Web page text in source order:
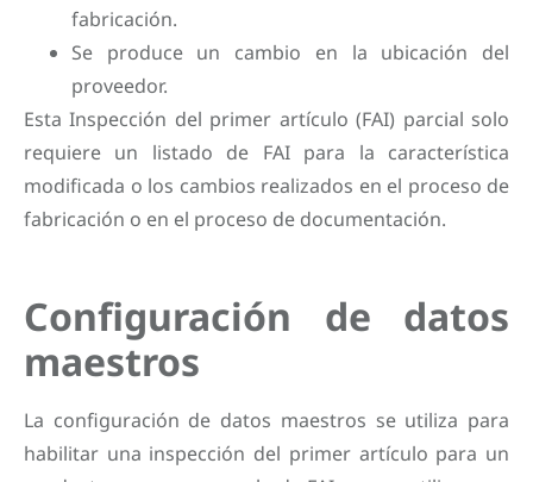
fabricación.
Se produce un cambio en la ubicación del
proveedor.
Esta Inspección del primer artículo (FAI) parcial solo
requiere un listado de FAI para la característica
modificada o los cambios realizados en el proceso de
fabricación o en el proceso de documentación.
Configuración de datos
maestros
La configuración de datos maestros se utiliza para
habilitar una inspección del primer artículo para un